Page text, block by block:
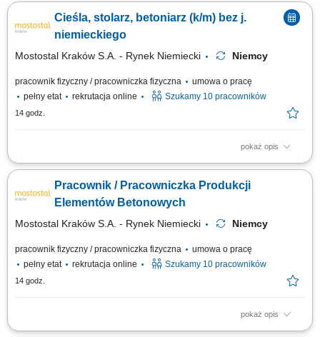
obowiązków: Obróbka i przygotowanie elementów drewnianych do
montażu; Cięcie i szlifowanie komponentów; Montaż okien, drzwi i
Cieśla, stolarz, betoniarz (k/m) bez j.
niemieckiego
Mostostal Kraków S.A. - Rynek Niemiecki Niemcy
pracownik fizyczny / pracowniczka fizyczna
umowa o pracę
pełny etat
rekrutacja online Szukamy 10 pracowników
14 godz.
pokaż opis
Zakres obowiązków Czyszczenie szalunku po rozformowaniu, Włożenie
przy betonowaniu - wibrowanie, ściągnięcie beton.
Pracownik / Pracowniczka Produkcji
Elementów Betonowych
Mostostal Kraków S.A. - Rynek Niemiecki Niemcy
pracownik fizyczny / pracowniczka fizyczna
umowa o pracę
pełny etat
rekrutacja online Szukamy 10 pracowników
14 godz.
pokaż opis
Opis stanowiska: Czyszczenie i przygotowywanie form do produkcji